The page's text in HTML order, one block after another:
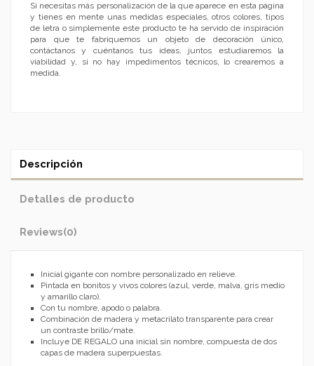
Si necesitas más personalización de la que aparece en esta página
y tienes en mente unas medidas especiales, otros colores, tipos
de letra o simplemente este producto te ha servido de inspiración
para que te fabriquemos un objeto de decoración único,
contáctanos y cuéntanos tus ideas, juntos estudiaremos la
viabilidad y, si no hay impedimentos técnicos, lo crearemos a
medida.
Descripción
Detalles de producto
Reviews(0)
Inicial gigante con nombre personalizado en relieve.
Pintada en bonitos y vivos colores (azul, verde, malva, gris medio
y amarillo claro).
Con tu nombre, apodo o palabra.
Combinación de madera y metacrilato transparente para crear
un contraste brillo/mate.
Incluye DE REGALO una inicial sin nombre, compuesta de dos
capas de madera superpuestas.